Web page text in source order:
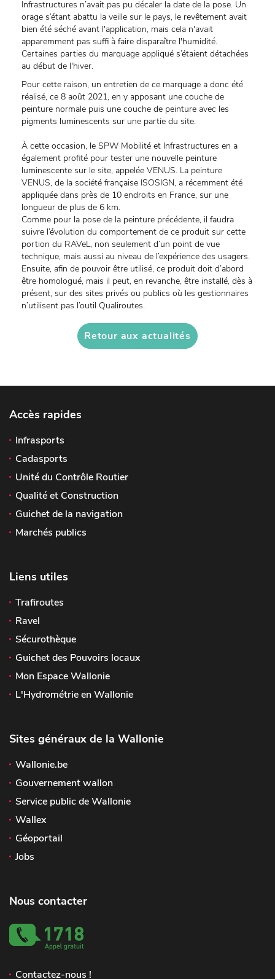
Infrastructures n’avait pas pu décaler la date de la pose. Un
orage s’étant abattu la veille sur le pays, le revêtement avait
bien été séché avant l'application, mais cela n'avait
apparemment pas suffi à faire disparaître l'humidité.
Certaines parties du marquage appliqué s’étaient détachées
au début de l'hiver.
Pour cette raison, un entretien de ce marquage a donc été
réalisé, ce 8 août 2021, en y apposant une couche de
peinture normale puis une couche de peinture avec les
pigments luminescents sur une partie du site.
À cette occasion, le SPW Mobilité et Infrastructures en a
également profité pour tester une nouvelle peinture
luminescente sur le site, appelée VENUS. La peinture
VENUS, de la société française ISOSIGN, a récemment été
appliquée dans près de 10 endroits en France, sur une
longueur de plus de 6 km.
Comme pour la pose de la peinture précédente, il faudra
suivre l’évolution du comportement de ce produit sur cette
portion du RAVeL, non seulement d’un point de vue
technique, mais aussi au niveau de l’expérience des usagers.
Ensuite, afin de pouvoir être utilisé, ce produit doit d’abord
être homologué, mais il peut, en revanche, être installé, dès à
présent, sur des sites privés ou publics où les gestionnaires
n’utilisent pas l’outil Qualiroutes.
Retour aux actualités
Accès rapides
Infrasports
Cadasports
Unité du Contrôle Routier
Qualité et Construction
Guichet de la navigation
Marchés publics
Liens utiles
Trafiroutes
Ravel
Sécurothèque
Guichet des Pouvoirs locaux
Mon Espace Wallonie
L'Hydrométrie en Wallonie
Sites généraux de la Wallonie
Wallonie.be
Gouvernement wallon
Service public de Wallonie
Wallex
Géoportail
Jobs
Nous contacter
Contactez-nous !